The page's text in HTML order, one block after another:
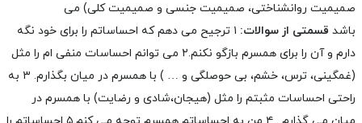
صمیمیت روانشناختی، صمیمیت جنسی و صمیمیت کلی) می
باشد قسمتی از سوالات:
۱ ترجیح می دهم که احساساتم را برای خود نگه
دارم و آن را برای همسرم بازگو نکنم.
۲ می توانم احساسات منفی ام را مثل
(غمگینی، ترس، خشم، بی حوصلگی و … ) با همسرم در میان بگذارم.
۳ به
راحتی احساسات مثبتم را مثل (هیجان،شادی و رضایت) با همسرم در